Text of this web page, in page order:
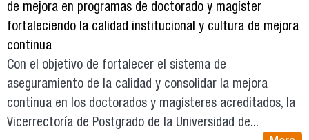
de mejora en programas de doctorado y magíster
fortaleciendo la calidad institucional y cultura de mejora
continua
Con el objetivo de fortalecer el sistema de
aseguramiento de la calidad y consolidar la mejora
continua en los doctorados y magísteres acreditados, la
Vicerrectoría de Postgrado de la Universidad de...